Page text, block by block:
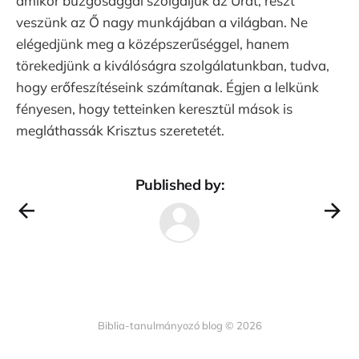
veszünk az Ő nagy munkájában a világban. Ne
elégedjünk meg a középszerűséggel, hanem
törekedjünk a kiválóságra szolgálatunkban, tudva,
hogy erőfeszítéseink számítanak. Égjen a lelkünk
fényesen, hogy tetteinken keresztül mások is
megláthassák Krisztus szeretetét.
Published by:
Biblia-tanulmányozó blog © 2026